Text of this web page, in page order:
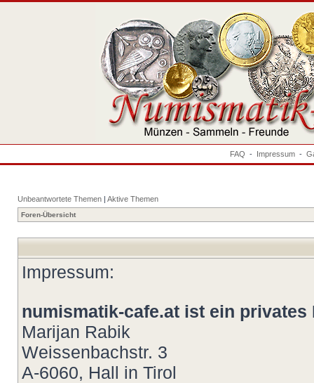
FAQ - Impressum -
Unbeantwortete Themen | Aktive Themen
Foren-Übersicht
Impressum:
numismatik-cafe.at ist ein privates
Marijan Rabik
Weissenbachstr. 3
A-6060, Hall in Tirol